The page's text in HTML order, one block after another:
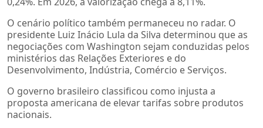
O cenário político também permaneceu no radar. O
presidente Luiz Inácio Lula da Silva determinou que as
negociações com Washington sejam conduzidas pelos
ministérios das Relações Exteriores e do
Desenvolvimento, Indústria, Comércio e Serviços.
O governo brasileiro classificou como injusta a
proposta americana de elevar tarifas sobre produtos
nacionais.